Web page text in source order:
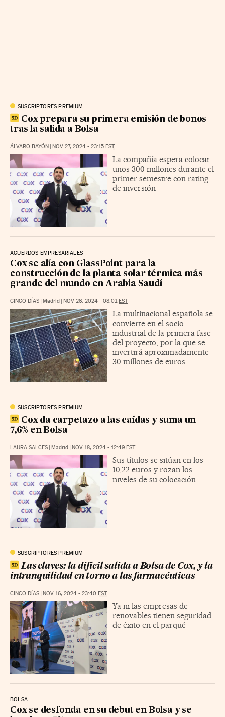
SUSCRIPTORES PREMIUM
Cox prepara su primera emisión de bonos
tras la salida a Bolsa
ÁLVARO BAYÓN | NOV 27, 2024 - 23:15 EST
La compañía espera colocar
unos 300 millones durante el
primer semestre con rating
de inversión
ACUERDOS EMPRESARIALES
Cox se alía con GlassPoint para la
construcción de la planta solar térmica más
grande del mundo en Arabia Saudí
CINCO DÍAS | Madrid | NOV 26, 2024 - 08:01 EST
La multinacional española se
convierte en el socio
industrial de la primera fase
del proyecto, por la que se
invertirá aproximadamente
30 millones de euros
SUSCRIPTORES PREMIUM
Cox da carpetazo a las caídas y suma un
7,6% en Bolsa
LAURA SALCES | Madrid | NOV 18, 2024 - 12:49 EST
Sus títulos se sitúan en los
10,22 euros y rozan los
niveles de su colocación
SUSCRIPTORES PREMIUM
Las claves: la difícil salida a Bolsa de Cox, y la
intranquilidad en torno a las farmacéuticas
CINCO DÍAS NOV 16, 2024 - 23:40 EST
Ya ni las empresas de
renovables tienen seguridad
de éxito en el parqué
BOLSA
Cox se desfonda en su debut en Bolsa y se